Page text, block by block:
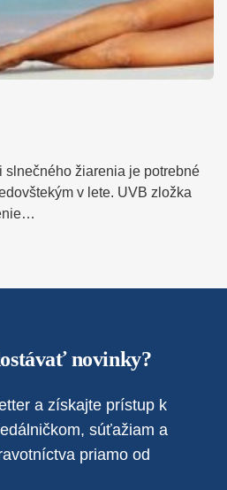
žiarenia je potrebné
v lete. UVB zložka
novinky?
a získajte prístup k
súťažiam a
priamo od